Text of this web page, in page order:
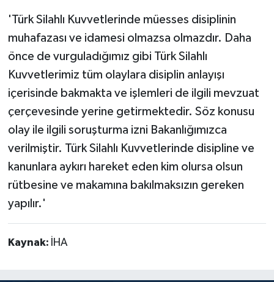
'Türk Silahlı Kuvvetlerinde müesses disiplinin
muhafazası ve idamesi olmazsa olmazdır. Daha
önce de vurguladığımız gibi Türk Silahlı
Kuvvetlerimiz tüm olaylara disiplin anlayışı
içerisinde bakmakta ve işlemleri de ilgili mevzuat
çerçevesinde yerine getirmektedir. Söz konusu
olay ile ilgili soruşturma izni Bakanlığımızca
verilmiştir. Türk Silahlı Kuvvetlerinde disipline ve
kanunlara aykırı hareket eden kim olursa olsun
rütbesine ve makamına bakılmaksızın gereken
yapılır.'
Kaynak: İHA